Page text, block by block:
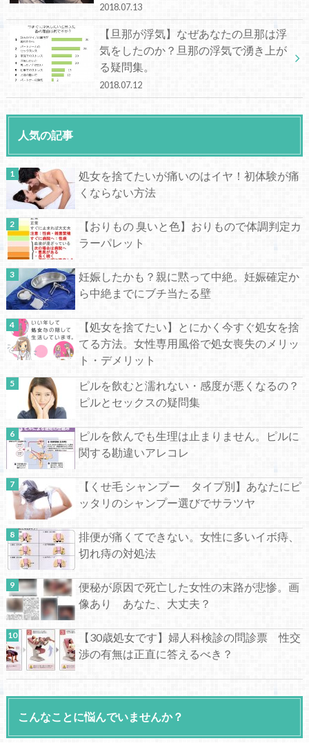
2018.07.13
【旦那が浮気】なぜあなたの旦那は浮
気をしたのか？旦那の浮気で湧き上が
る疑問集。
2018.07.12
人気の記事
処女を捨てたいが痛いのはイヤ！初体験が痛
くならない方法
【おりもの 臭いと色】おりもので体調判定カ
ラーパレット
妊娠したかも？親に黙って中絶。妊娠確定か
ら中絶までにブチ当たる壁
【処女を捨てたい】とにかく今すぐ処女を捨
てる方法。女性専用風俗で処女喪失のメリッ
ト・デメリット
ピルを飲むと濡れない・感度が悪くなるの？
ピルとセックスの疑問集
ピルを飲んでも生理は止まりません。ピルに
関する勘違いアレコレ
【くせ毛 シャンプー タイプ別】あなたにピ
ッタリのシャンプー選びでサラツヤ
排便が痛くてできない。女性に多いイボ痔、
切れ痔の対処法
便秘が原因で死亡した女性の末路が悲惨。画
像あり あなた、大丈夫？
【30歳処女です】婦人科検診の問診票 性交
渉の有無は正直に答えるべき？
こんなことに悩んでいませんか？